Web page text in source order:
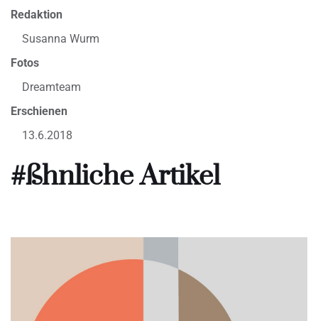
Redaktion
Susanna Wurm
Fotos
Dreamteam
Erschienen
13.6.2018
#ßhnliche Artikel